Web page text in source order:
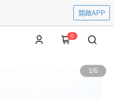
開啟APP
0
1/6